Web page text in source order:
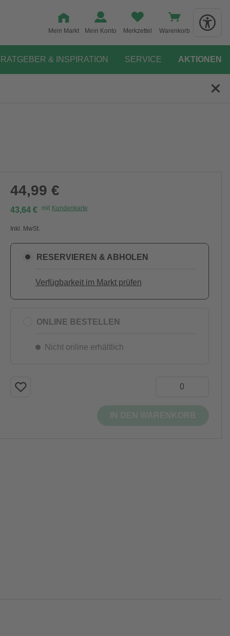
Mein Markt Mein Konto Merkzettel Warenkorb
RATGEBER & INSPIRATION SERVICE AKTIONEN
44,99 €
43,64 € mit Kundenkarte
Inkl. MwSt.
RESERVIEREN & ABHOLEN
Verfügbarkeit im Markt prüfen
ONLINE BESTELLEN
Nicht online erhältlich